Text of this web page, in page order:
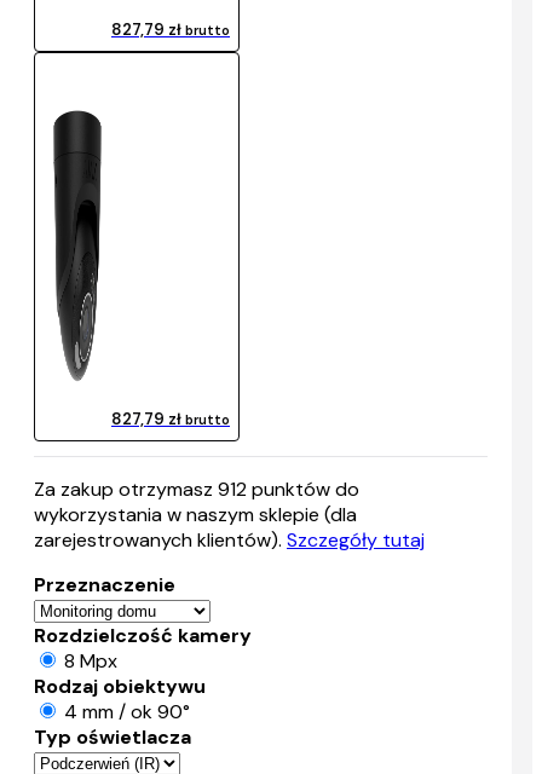
827,79 zł brutto
827,79 zł brutto
Za zakup otrzymasz 912punktów do
wykorzystania w naszym sklepie (dla
zarejestrowanych klientów). Szczegóły tutaj
Przeznaczenie
Rozdzielczość kamery
8 Mpx
Rodzaj obiektywu
4 mm / ok 90°
Typ oświetlacza